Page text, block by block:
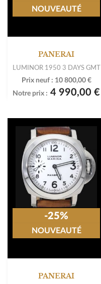
PANERAI
LUMINOR 1950 3 DAYS GMT
Prix neuf : 10 800,00 €
Notre prix : 4 990,00 €
NOUVEAUTÉ
PANERAI
-25%
NOUVEAUTÉ